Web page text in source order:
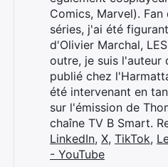
Comics, Marvel).
séries, j'ai été
d'Olivier Marchal,
outre, je suis l'auteur
publié chez
été intervenant en
sur l'émission de
chaîne TV B Smart.
LinkedIn, X, TikTok,
- YouTube